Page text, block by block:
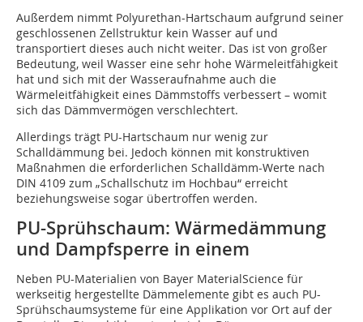
Außerdem nimmt Polyurethan-Hartschaum aufgrund seiner
geschlossenen Zellstruktur kein Wasser auf und
transportiert dieses auch nicht weiter. Das ist von großer
Bedeutung, weil Wasser eine sehr hohe Wärmeleitfähigkeit
hat und sich mit der Wasseraufnahme auch die
Wärmeleitfähigkeit eines Dämmstoffs verbessert – womit
sich das Dämmvermögen verschlechtert.
Allerdings trägt PU-Hartschaum nur wenig zur
Schalldämmung bei. Jedoch können mit konstruktiven
Maßnahmen die erforderlichen Schalldämm-Werte nach
DIN 4109 zum „Schallschutz im Hochbau“ erreicht
beziehungsweise sogar übertroffen werden.
PU-Sprühschaum: Wärmedämmung
und Dampfsperre in einem
Neben PU-Materialien von Bayer MaterialScience für
werkseitig hergestellte Dämmelemente gibt es auch PU-
Sprühschaumsysteme für eine Applikation vor Ort auf der